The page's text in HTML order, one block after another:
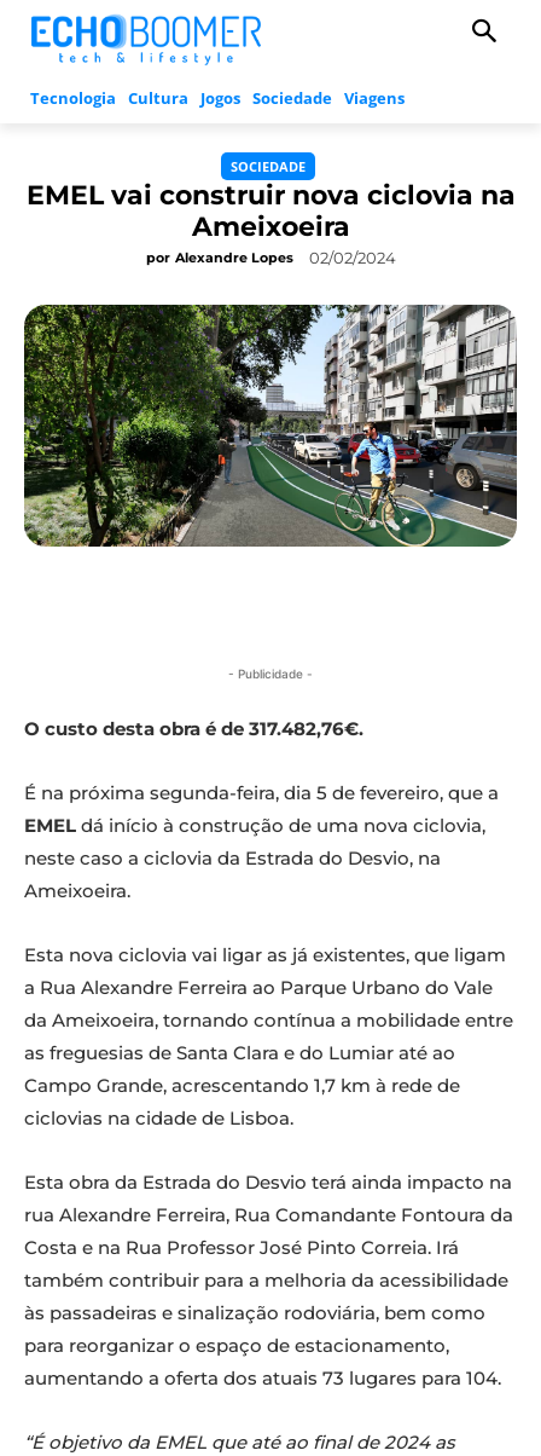
Tecnologia Cultura Jogos Sociedade Viagens
SOCIEDADE
EMEL vai construir nova ciclovia na
Ameixoeira
por Alexandre Lopes 02/02/2024
- Publicidade -
O custo desta obra é de 317.482,76€.
É na próxima segunda-feira, dia 5 de fevereiro, que a
EMEL dá início à construção de uma nova ciclovia,
neste caso a ciclovia da Estrada do Desvio, na
Ameixoeira.
Esta nova ciclovia vai ligar as já existentes, que ligam
a Rua Alexandre Ferreira ao Parque Urbano do Vale
da Ameixoeira, tornando contínua a mobilidade entre
as freguesias de Santa Clara e do Lumiar até ao
Campo Grande, acrescentando 1,7 km à rede de
ciclovias na cidade de Lisboa.
Esta obra da Estrada do Desvio terá ainda impacto na
rua Alexandre Ferreira, Rua Comandante Fontoura da
Costa e na Rua Professor José Pinto Correia. Irá
também contribuir para a melhoria da acessibilidade
às passadeiras e sinalização rodoviária, bem como
para reorganizar o espaço de estacionamento,
aumentando a oferta dos atuais 73 lugares para 104.
“É objetivo da EMEL que até ao final de 2024 as